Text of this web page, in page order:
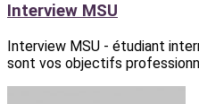
Interview MSU
Interview MSU - étudiant
sont vos objectifs